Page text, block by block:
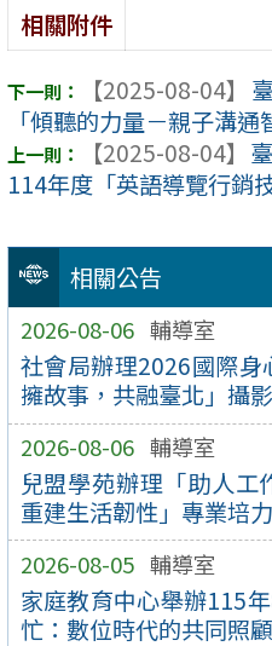
相關公告
2026-08-06 輔導室
社會局辦理2026國際
擁故事，共融臺北」攝
2026-08-06 輔導室
兒盟學苑辦理「助人工
重建生活韌性」專業培
2026-08-05 輔導室
家庭教育中心舉辦115
忙：數位時代的共同照
相關附件
【2025-08-04】
「傾聽的力量－親子溝通
【2025-08-04】
114年度「英語導覽行銷